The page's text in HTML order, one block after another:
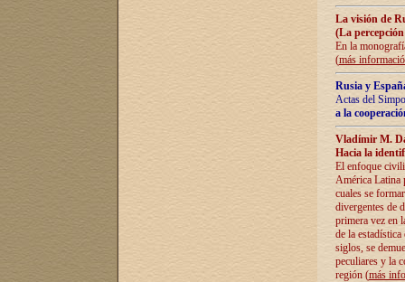
La visión de
(La
En la
(más
Rusia y
Actas del
a la
Vladímir M.
Hacia la
El enfoque
América Latina
cuales se
divergentes de
primera vez en
de la
siglos, se
peculiares y la
región (más